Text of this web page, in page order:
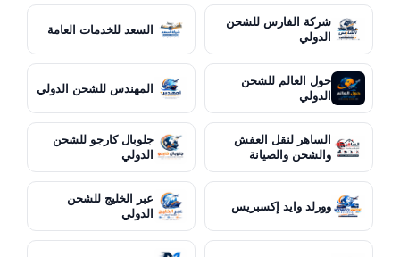
شركة الفارس للشحن
الدولي
السعد للخدمات العامة
حول العالم للشحن
الدولي
المهندس للشحن الدولي
الساهر لنقل العفش
والشحن والصيانة
جلوبال كارجو للشحن
الدولي
وورلد وايد إكسبريس
عبر الخليج للشحن
الدولي